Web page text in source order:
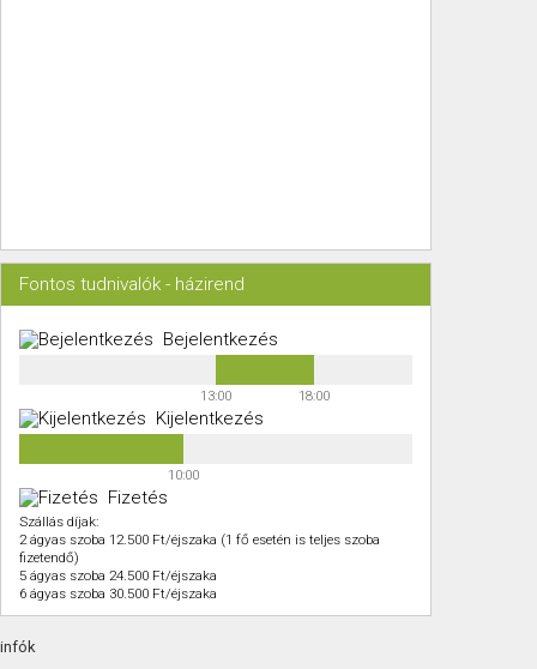
Fontos tudnivalók - házirend
Bejelentkezés
13:00 18:00
Kijelentkezés
10:00
Fizetés
Szállás díjak:
2 ágyas szoba 12.500 Ft/éjszaka (1 fő esetén is teljes szoba
fizetendő)
5 ágyas szoba 24.500 Ft/éjszaka
6 ágyas szoba 30.500 Ft/éjszaka
infók